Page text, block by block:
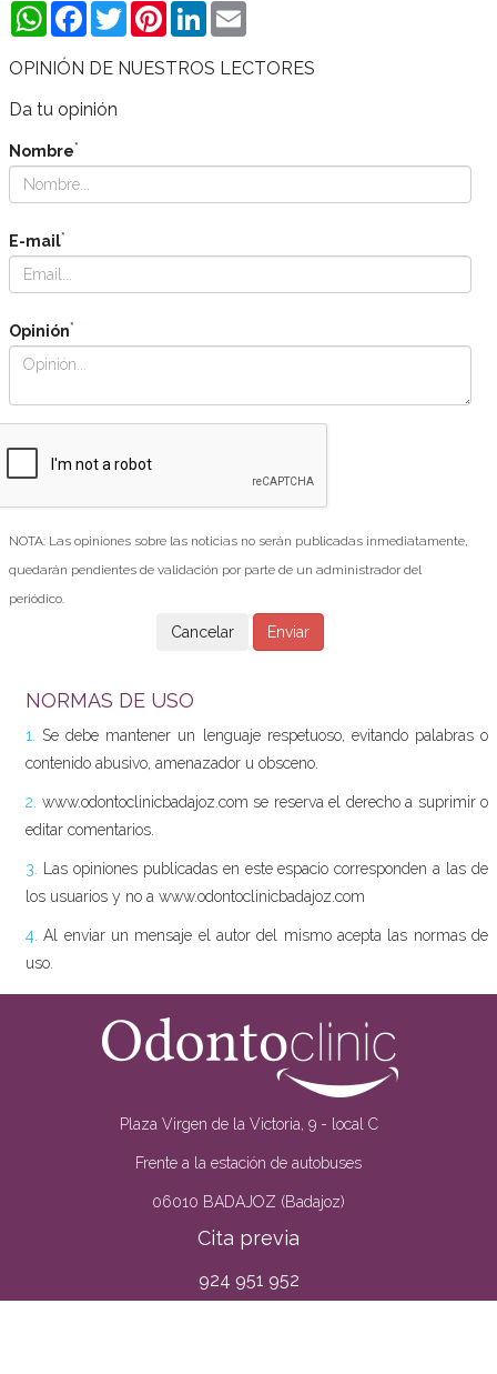
WhatsAppFacebookTwitterPinterestLinkedIn
OPINIÓN DE NUESTROS LECTORES
Da tu opinión
Nombre*
E-mail*
Opinión*
NOTA: Las opiniones sobre las noticias no serán publicadas inmediatamente,
quedarán pendientes de validación por parte de un administrador del
periódico.
NORMAS DE USO
1.
Se debe mantener un lenguaje respetuoso, evitando palabras o
contenido abusivo, amenazador u obsceno.
2. www.odontoclinicbadajoz.com se reserva el derecho a suprimir o
editar comentarios.
3.
Las opiniones publicadas en este espacio corresponden a las de
los usuarios y no a www.odontoclinicbadajoz.com
4. Al enviar un mensaje el autor del mismo acepta las normas de
uso.
Plaza Virgen de la Victoria, 9 - local C
Frente a la estación de autobuses
06010 BADAJOZ (Badajoz)
Cita previa
924 951 952